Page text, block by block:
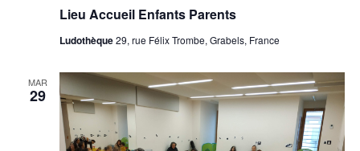
Lieu Accueil Enfants Parents
Ludothèque29, rue Félix Trombe, Grabels, France
MAR
29